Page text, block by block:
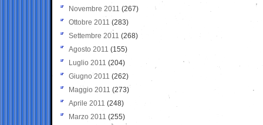
Novembre 2011 (267)
Ottobre 2011 (283)
Settembre 2011 (268)
Agosto 2011 (155)
Luglio 2011 (204)
Giugno 2011 (262)
Maggio 2011 (273)
Aprile 2011 (248)
Marzo 2011 (255)